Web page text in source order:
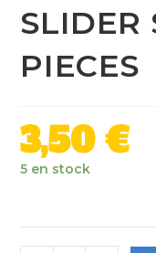
SLIDER
PIECES
3,50€
5 en stock